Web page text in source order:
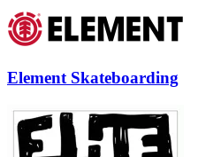
Element Skateboarding